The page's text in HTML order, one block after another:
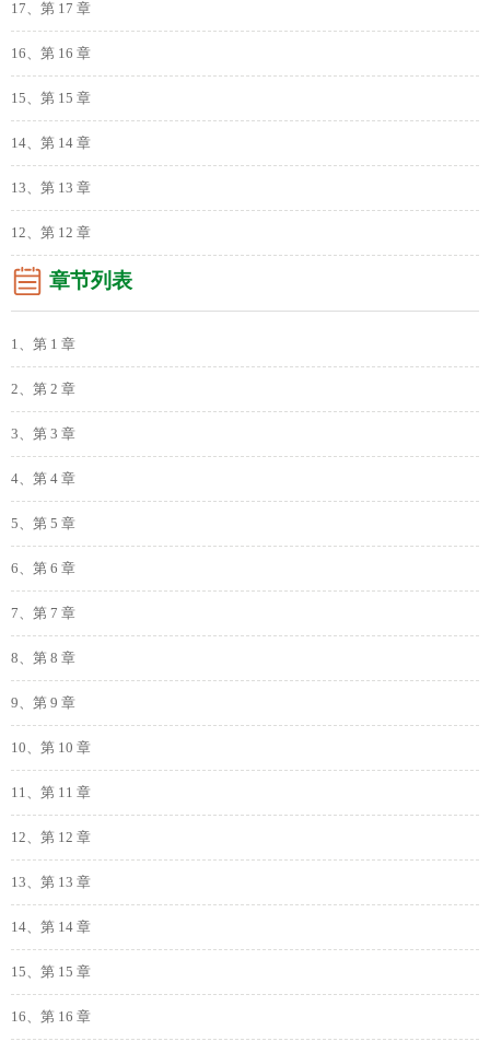
17、第 17 章
16、第 16 章
15、第 15 章
14、第 14 章
13、第 13 章
12、第 12 章
章节列表
1、第 1 章
2、第 2 章
3、第 3 章
4、第 4 章
5、第 5 章
6、第 6 章
7、第 7 章
8、第 8 章
9、第 9 章
10、第 10 章
11、第 11 章
12、第 12 章
13、第 13 章
14、第 14 章
15、第 15 章
16、第 16 章